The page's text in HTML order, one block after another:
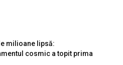
milioane lipsă:
cosmic a topit prima